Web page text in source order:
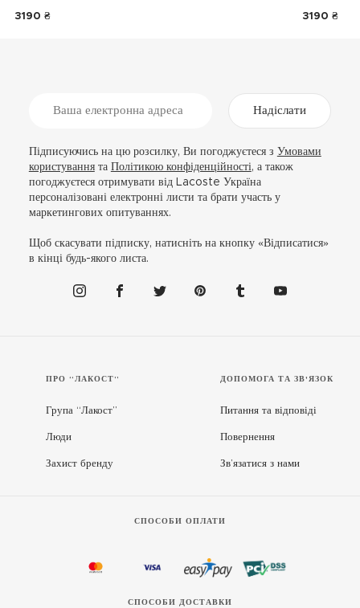
3190 ₴ 3190 ₴
Надіслати
Підписуючись на цю розсилку, Ви погоджуєтеся з Умовами
користуваннята Політикою конфіденційності, а також
погоджуєтеся отримувати від Lacoste Україна
персоналізовані електронні листи та брати участь у
маркетингових опитуваннях.
Щоб скасувати підписку, натисніть на кнопку «Відписатися»
в кінці будь-якого листа.
ПРО “ЛАКОСТ”
Група “Лакост”
Люди
Захист бренду
ДОПОМОГА ТА ЗВ'ЯЗОК
Питання та відповіді
Повернення
Зв’язатися з нами
СПОСОБИ ОПЛАТИ
СПОСОБИ ДОСТАВКИ